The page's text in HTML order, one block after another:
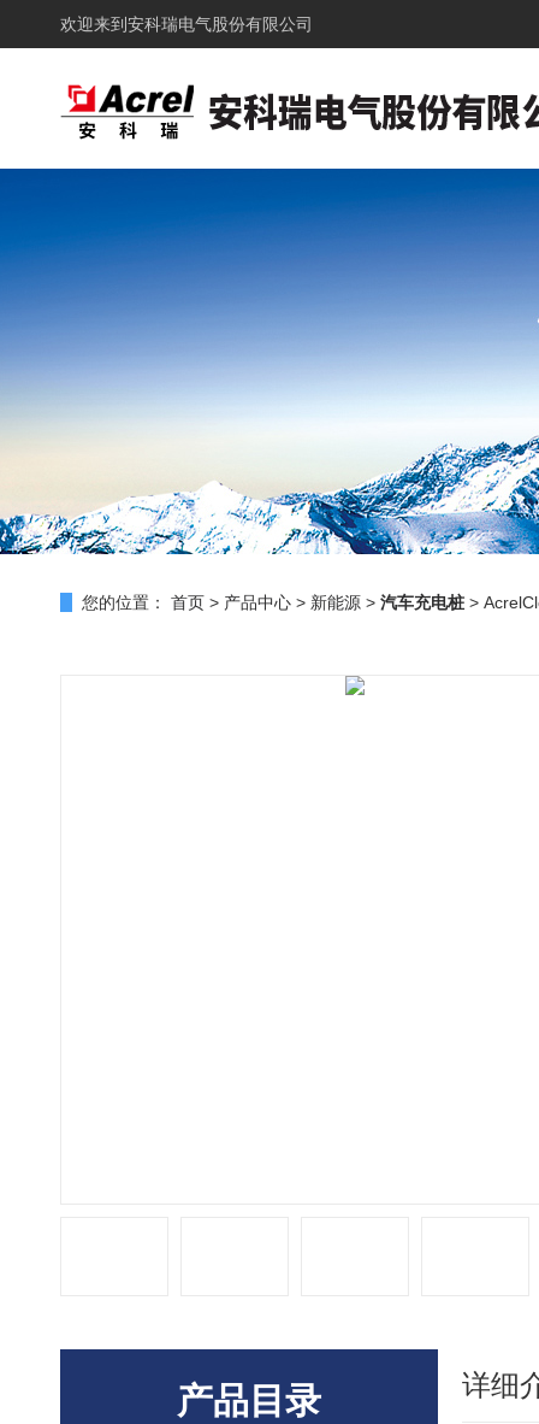
欢迎来到 安科瑞电气股份有限公司
您的位置： 首页 > 产品中心 > 新能源 > 汽车充电桩 >
产品目录 详细